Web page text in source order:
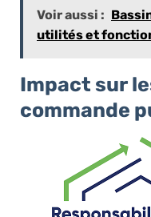
Voir aussi :
utilités et
Impact sur
commande